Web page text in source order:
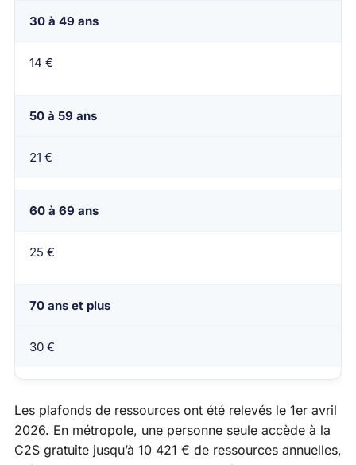
30 à 49 ans
14 €
50 à 59 ans
21 €
60 à 69 ans
25 €
70 ans et plus
30 €
Les plafonds de ressources ont été relevés le 1er avril
2026. En métropole, une personne seule accède à la
C2S gratuite jusqu’à 10 421 € de ressources annuelles,